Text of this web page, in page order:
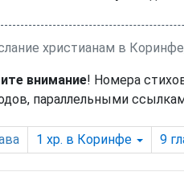
христианам в
внимание! Номера
параллельными
1 хр. в Коринфе 9